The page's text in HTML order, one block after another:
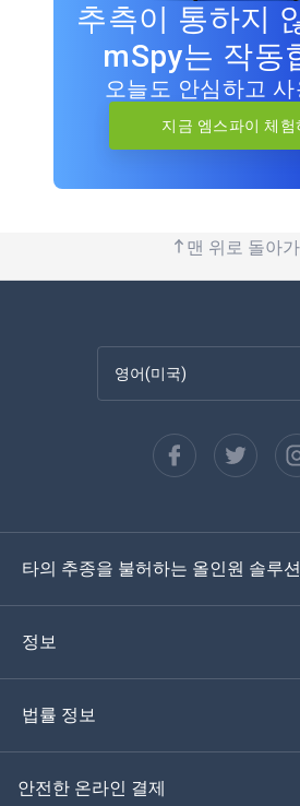
추측이 통하지
mSpy는 작동
오늘도 안심하고
지금 엠스파이 체험
맨 위로 돌아
영어(미국)
Español
Deutsch
Türkçe
타의 추종을 불허하는 올인원 솔루
정보
법률 정보
안전한 온라인 결제